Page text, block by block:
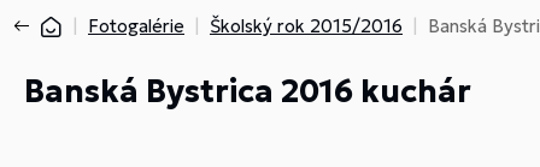
Fotogalérie Školský rok 2015/2016 Banská
Banská Bystrica 2016 kuchár